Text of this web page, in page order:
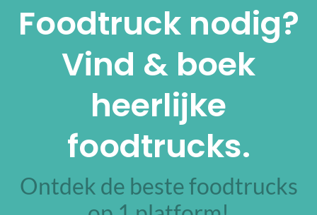
Foodtruck nodig?
Vind & boek
heerlijke
foodtrucks.
Ontdek de beste foodtrucks